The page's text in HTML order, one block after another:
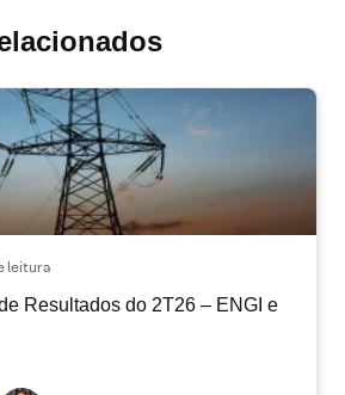
leitura
Resultados do 2T26 – ENGI e